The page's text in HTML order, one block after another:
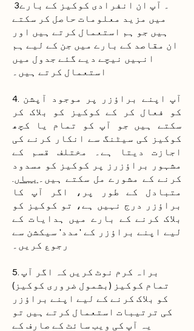
3۔ آپ ان انفرادی کوکیز کے بارے
میں مزید معلومات حاصل کر سکتے
ہیں جو ہم استعمال کرتے ہیں اور
ان مقاصد کے بارے میں جن کے لیے ہم
انہیں نیچے دیے گئے جدول میں
استعمال کرتے ہیں۔
4. آپ اپنے براؤزر پر موجود آپشن
کو فعال کر کے کوکیز کو بلاک کر
سکتے ہیں جو آپ کو تمام یا کچھ
کوکیز کی سیٹنگ سے انکار کرنے کی
اجازت دیتا ہے۔ مختلف قسم کے
مشہور براؤزرز پر کوکیز کو مسدود
کرنے کے مشورے مل سکتے ہیں۔
یہاں
متبادل کے طور پر، اگر آپ کا
براؤزر درج نہیں ہے، تو کوکیز کو
بلاک کرنے کے بارے میں ہدایات کے
لیے اپنے براؤزر کے 'مدد' سیکشن سے
رجوع کریں۔
5. براہ کرم نوٹ کریں کہ اگر آپ
تمام کوکیز (بشمول ضروری کوکیز)
کو بلاک کرنے کے لیے اپنے براؤزر
کی ترتیبات استعمال کرتے ہیں تو
یہ آپ کی ویب سائٹ کے صارف کے